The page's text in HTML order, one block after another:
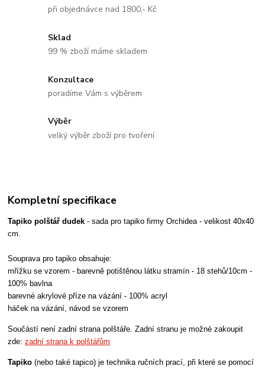
při objednávce nad 1800,- Kč
Sklad
99 % zboží máme skladem
Konzultace
poradíme Vám s výběrem
Výběr
velký výběr zboží pro tvoření
Kompletní specifikace
Tapiko polštář dudek - sada pro tapiko firmy Orchidea - velikost 40x40
cm.
Souprava pro tapiko obsahuje:
mřížku se vzorem - barevně potištěnou látku stramín - 18 stehů/10cm -
100% bavlna
barevné akrylové příze na vázání - 100% acryl
háček na vázání,návod se vzorem
Součástí není zadní strana polštáře. Zadní stranu je možné zakoupit
zde:zadní strana k polštářům
Tapiko (nebo také tapico) je technika ručních prací, při které se pomocí